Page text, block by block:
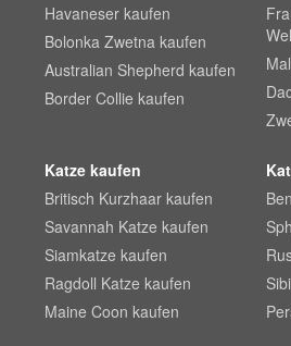
Havaneser kaufen
Bolonka Zwetna kaufen
Australian Shepherd kaufen
Border Collie kaufen
Katze kaufen
Britisch Kurzhaar kaufen
Savannah Katze kaufen
Siamkatze kaufen
Ragdoll Katze kaufen
Maine Coon kaufen